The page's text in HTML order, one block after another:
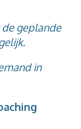
geplande
in